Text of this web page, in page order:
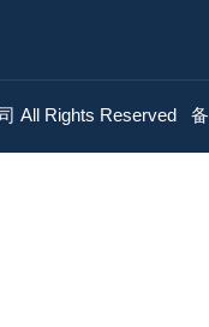
All Rights Reserved